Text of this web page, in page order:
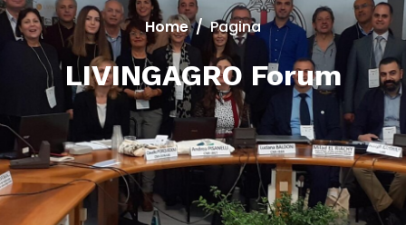
Home / Pagina
LIVINGAGRO Forum